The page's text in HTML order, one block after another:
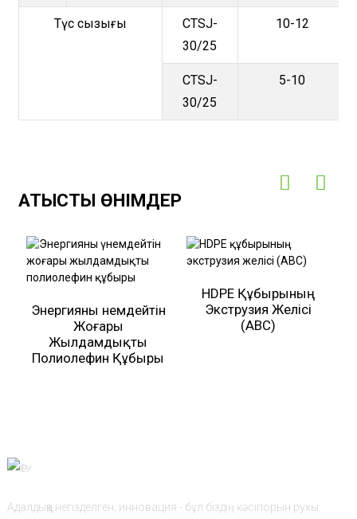
Түс сызығы
CTSJ-
30/25
10-12
CTSJ-
30/25
5-10
ҚАТЫСТЫ ӨНІМДЕР
Энергияны Үнемдейтін
Жоғары
Жылдамдықты
Полиолефин Құбыры
HDPE Құбырының
Экструзия Желісі
(ABC)
Адалдыққа негізделген, инновация - бұл біздің кәсіпорын рухы